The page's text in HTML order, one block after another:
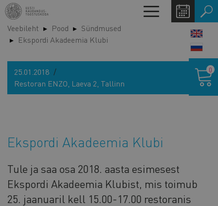
Liigu
edasi
põhisisu
juurde
Toggle
navigation
Veebileht Pood
Sündmused
Ekspordi Akadeemia Klubi
25.01.2018
Restoran ENZO, Laeva 2, Tallinn
Ekspordi Akadeemia Klubi
Tule ja saa osa 2018. aasta esimesest
Ekspordi Akadeemia Klubist, mis toimub
25. jaanuaril kell 15.00-17.00 restoranis
0